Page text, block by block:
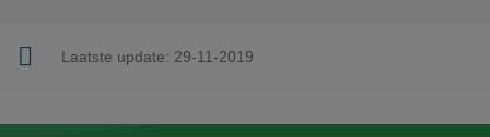
Laatste update: 29-11-2019